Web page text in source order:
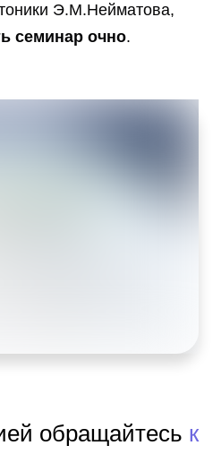
Э.М.Нейматова,
семинар очно.
обращайтесь к